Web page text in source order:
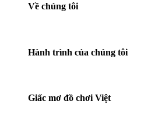
Về chúng tôi
Hành trình của chúng tôi
Giấc mơ đồ chơi Việt